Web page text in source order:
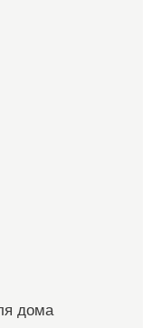
дома